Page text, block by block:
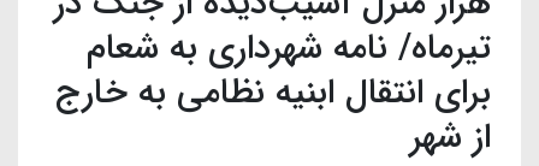
تیرماه/ نامه شهرداری به شعام
برای انتقال ابنیه نظامی به خارج
از شهر